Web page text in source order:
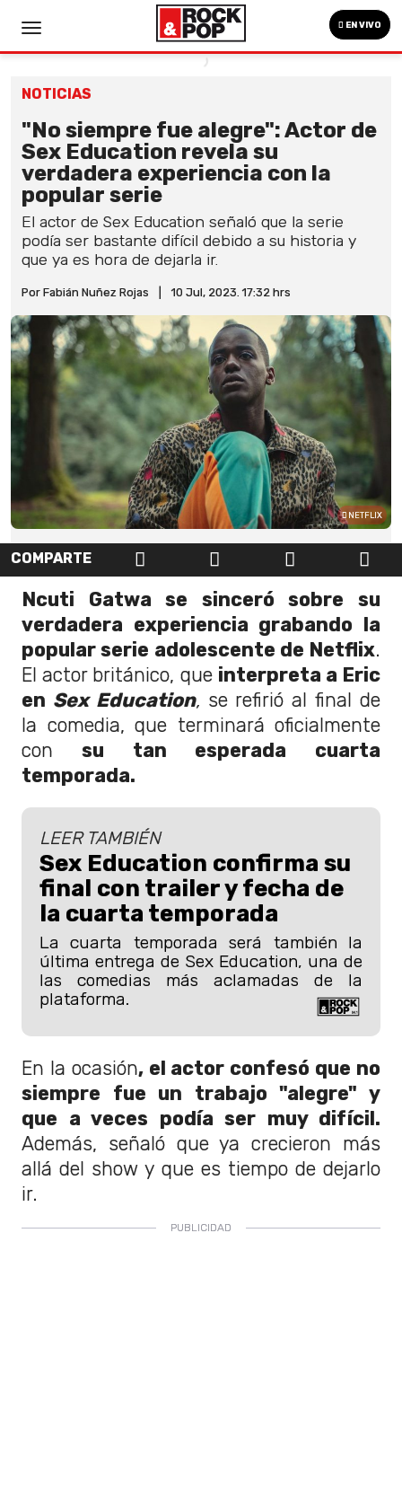
EN VIVO
NOTICIAS
"No siempre fue alegre": Actor de
Sex Education revela su
verdadera experiencia con la
popular serie
El actor de Sex Education señaló que la serie
podía ser bastante difícil debido a su historia y
que ya es hora de dejarla ir.
Por Fabián Nuñez Rojas 10 Jul, 2023. 17:32 hrs
NETFLIX
COMPARTE
Ncuti Gatwa se sinceró sobre su
verdadera experiencia grabando la
popular serie adolescente de Netflix.
El actor británico, que interpreta a Eric
en Sex Education, se refirió al final de
la comedia, que terminará oficialmente
con su tan esperada cuarta
temporada.
LEER TAMBIÉN
Sex Education confirma su
final con trailer y fecha de
la cuarta temporada
La cuarta temporada será también la
última entrega de Sex Education, una de
las comedias más aclamadas de la
plataforma.
En la ocasión, el actor confesó que no
siempre fue un trabajo "alegre" y
que a veces podía ser muy difícil.
Además, señaló que ya crecieron más
allá del show y que es tiempo de dejarlo
ir.